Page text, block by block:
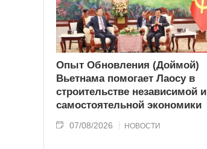
Опыт Обновления (Доймой)
Вьетнама помогает Лаосу в
строительстве независимой и
самостоятельной экономики
07/08/2026 НОВОСТИ